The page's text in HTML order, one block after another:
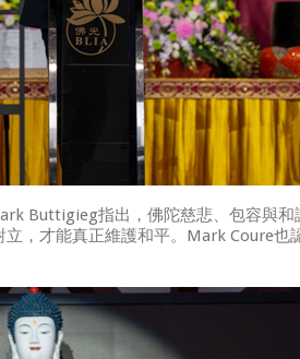
Buttigieg指出，佛陀慈悲、包容與和
，才能真正維護和平。Mark Coure也